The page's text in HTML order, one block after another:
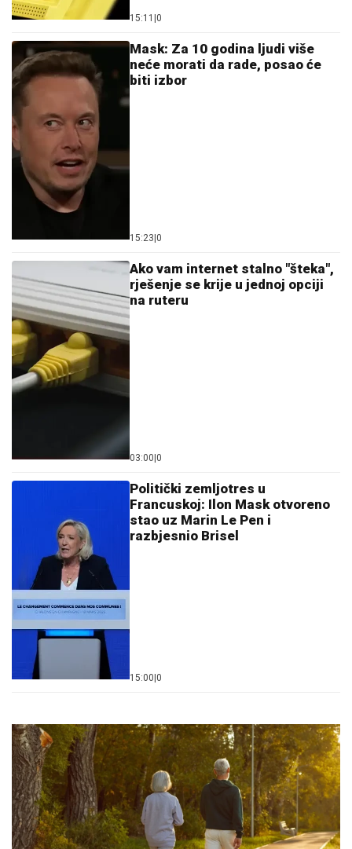
15:11 0
Mask: Za 10 godina ljudi više
neće morati da rade, posao će
biti izbor
15:23 0
Ako vam internet stalno "šteka",
rješenje se krije u jednoj opciji
na ruteru
03:00 0
Politički zemljotres u
Francuskoj: Ilon Mask otvoreno
stao uz Marin Le Pen i
razbjesnio Brisel
15:00 0